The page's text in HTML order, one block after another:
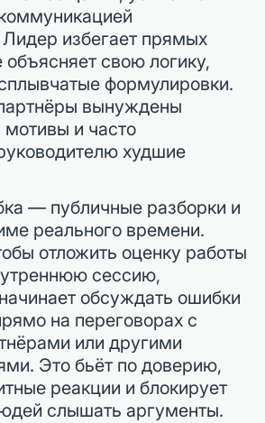
Лидер избегает прямых
объясняет свою логику,
формулировки.
вынуждены
и часто
худшие
— публичные разборки и
реального времени.
отложить оценку работы
сессию,
обсуждать ошибки
на переговорах с
или другими
Это бьёт по доверию,
реакции и блокирует
слышать аргументы.